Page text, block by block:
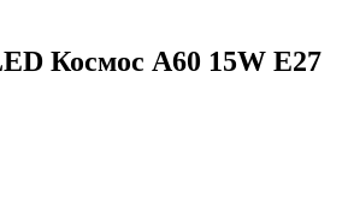
Космос А60 15W Е27